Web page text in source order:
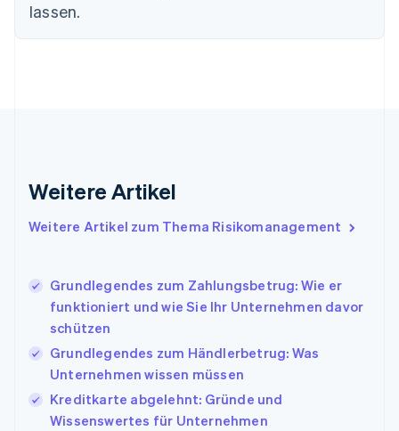
lassen.
Weitere Artikel
Weitere Artikel zum Thema Risikomanagement
Grundlegendes zum Zahlungsbetrug: Wie er
funktioniert und wie Sie Ihr Unternehmen davor
schützen
Grundlegendes zum Händlerbetrug: Was
Unternehmen wissen müssen
Kreditkarte abgelehnt: Gründe und
Wissenswertes für Unternehmen
Frankreich
FrançaisEnglish
English
Italien
Italiano English
EnglishFrançais
Kroatien
EnglishItaliano
Lettland
Liechtenstein
DeutschEnglish
Litauen